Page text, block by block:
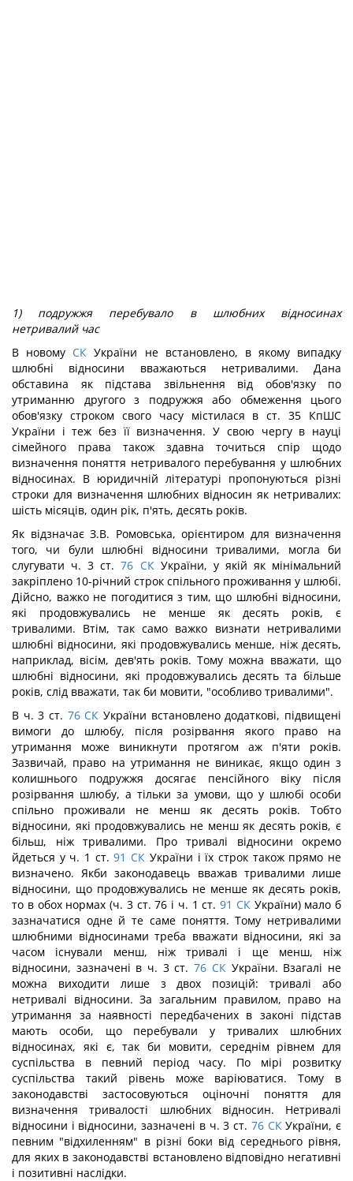
1) подружжя перебувало в шлюбних відносинах
нетривалий час
В новому СК України не встановлено, в якому випадку
шлюбні відносини вважаються нетривалими. Дана
обставина як підстава звільнення від обов'язку по
утриманню другого з подружжя або обмеження цього
обов'язку строком свого часу містилася в ст. 35 КпШС
України і теж без її визначення. У свою чергу в науці
сімейного права також здавна точиться спір щодо
визначення поняття нетривалого перебування у шлюбних
відносинах. В юридичній літературі пропонуються різні
строки для визначення шлюбних відносин як нетривалих:
шість місяців, один рік, п'ять, десять років.
Як відзначає З.В. Ромовська, орієнтиром для визначення
того, чи були шлюбні відносини тривалими, могла би
слугувати ч. 3 ст. 76 СКУкраїни, у якій як мінімальний
закріплено 10-річний строк спільного проживання у шлюбі.
Дійсно, важко не погодитися з тим, що шлюбні відносини,
які продовжувались не менше як десять років, є
тривалими. Втім, так само важко визнати нетривалими
шлюбні відносини, які продовжувались менше, ніж десять,
наприклад, вісім, дев'ять років. Тому можна вважати, що
шлюбні відносини, які продовжувались десять та більше
років, слід вважати, так би мовити, "особливо тривалими".
В ч. 3 ст. 76 СК України встановлено додаткові, підвищені
вимоги до шлюбу, після розірвання якого право на
утримання може виникнути протягом аж п'яти років.
Зазвичай, право на утримання не виникає, якщо один з
колишнього подружжя досягає пенсійного віку після
розірвання шлюбу, а тільки за умови, що у шлюбі особи
спільно проживали не менш як десять років. Тобто
відносини, які продовжувались не менш як десять років, є
більш, ніж тривалими. Про тривалі відносини окремо
йдеться у ч. 1 ст. 91 СК України і їх строк також прямо не
визначено. Якби законодавець вважав тривалими лише
відносини, що продовжувались не менше як десять років,
то в обох нормах (ч. 3 ст. 76 і ч. 1 ст. 91 СКУкраїни) мало б
зазначатися одне й те саме поняття. Тому нетривалими
шлюбними відносинами треба вважати відносини, які за
часом існували менш, ніж тривалі і ще менш, ніж
відносини, зазначені в ч. 3 ст. 76 СКУкраїни. Взагалі не
можна виходити лише з двох позицій: тривалі або
нетривалі відносини. За загальним правилом, право на
утримання за наявності передбачених в законі підстав
мають особи, що перебували у тривалих шлюбних
відносинах, які є, так би мовити, середнім рівнем для
суспільства в певний період часу. По мірі розвитку
суспільства такий рівень може варіюватися. Тому в
законодавстві застосовуються оціночні поняття для
визначення тривалості шлюбних відносин. Нетривалі
відносини і відносини, зазначені в ч. 3 ст. 76 СКУкраїни, є
певним "відхиленням" в різні боки від середнього рівня,
для яких в законодавстві встановлено відповідно негативні
і позитивні наслідки.